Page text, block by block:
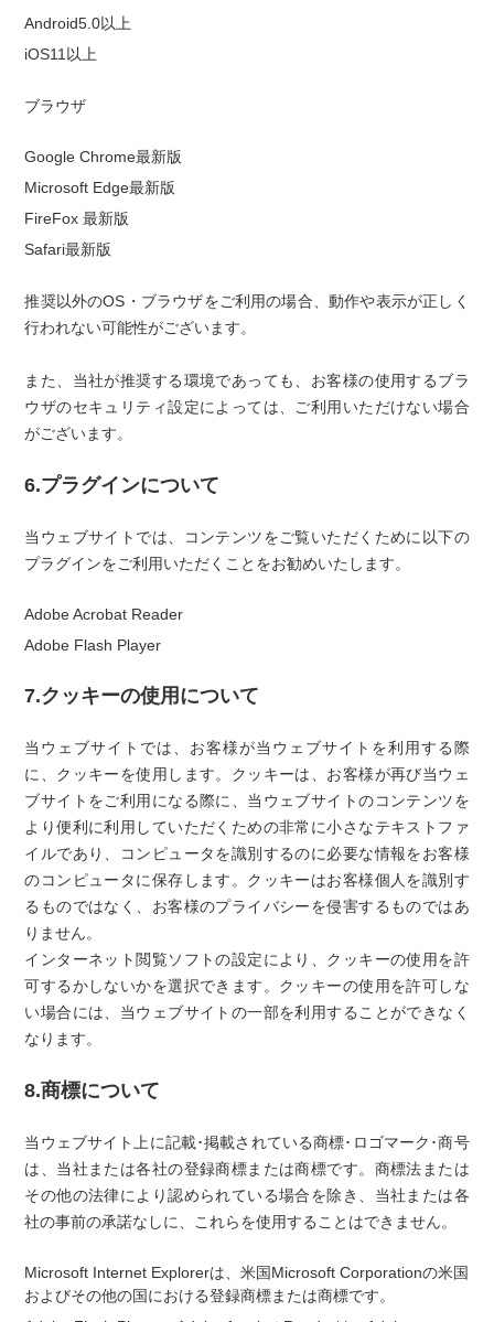
Android5.0以上
iOS11以上
ブラウザ
Google Chrome最新版
Microsoft Edge最新版
FireFox 最新版
Safari最新版
推奨以外のOS・ブラウザをご利用の場合、動作や表示が正しく
行われない可能性がございます。
また、当社が推奨する環境であっても、お客様の使用するブラ
ウザのセキュリティ設定によっては、ご利用いただけない場合
がございます。
6.プラグインについて
当ウェブサイトでは、コンテンツをご覧いただくために以下の
プラグインをご利用いただくことをお勧めいたします。
Adobe Acrobat Reader
Adobe Flash Player
7.クッキーの使用について
当ウェブサイトでは、お客様が当ウェブサイトを利用する際
に、クッキーを使用します。クッキーは、お客様が再び当ウェ
ブサイトをご利用になる際に、当ウェブサイトのコンテンツを
より便利に利用していただくための非常に小さなテキストファ
イルであり、コンピュータを識別するのに必要な情報をお客様
のコンピュータに保存します。クッキーはお客様個人を識別す
るものではなく、お客様のプライバシーを侵害するものではあ
りません。
インターネット閲覧ソフトの設定により、クッキーの使用を許
可するかしないかを選択できます。クッキーの使用を許可しな
い場合には、当ウェブサイトの一部を利用することができなく
なります。
8.商標について
当ウェブサイト上に記載･掲載されている商標･ロゴマーク･商号
は、当社または各社の登録商標または商標です。商標法または
その他の法律により認められている場合を除き、当社または各
社の事前の承諾なしに、これらを使用することはできません。
Microsoft Internet Explorerは、米国Microsoft Corporationの米国
およびその他の国における登録商標または商標です。